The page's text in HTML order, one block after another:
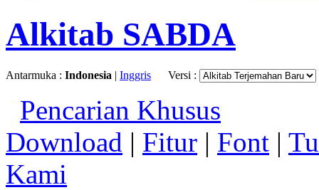
Alkitab SABDA
Antarmuka : Indonesia | Inggris Versi :
Pencarian Khusus
Download | Fitur | Font |
Kami